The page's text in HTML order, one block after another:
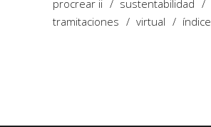
procrear ii
sustentabilidad
tramitaciones
virtual índice